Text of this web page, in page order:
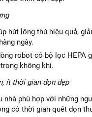
hút lông thú hiệu quả,
ngày.
robot có bộ lọc HEPA
trong không khí.
ít thời gian dọn dẹp
nhà phù hợp với những
có thời gian quét dọn